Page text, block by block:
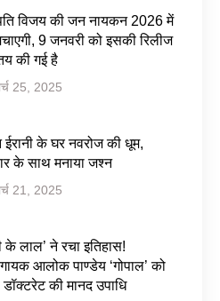
विजय की जन नायकन 2026 में
9 जनवरी को इसकी रिलीज
की गई है
25, 2025
ईरानी के घर नवरोज की धूम,
के साथ मनाया जश्न
21, 2025
के लाल’ ने रचा इतिहास!
आलोक पाण्डेय ‘गोपाल’ को
डॉक्टरेट की मानद उपाधि